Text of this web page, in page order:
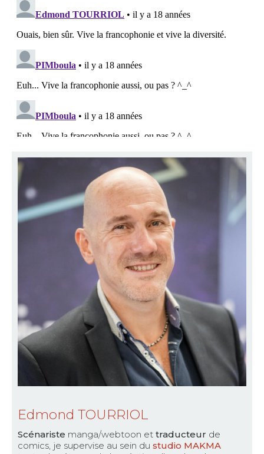
Edmond TOURRIOL
Scénariste manga/webtoon et traducteur de
comics, je supervise au sein du studio MAKMA